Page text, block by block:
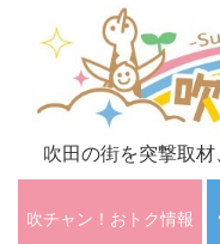
吹田の街を突撃取材
吹チャン！おトク情報